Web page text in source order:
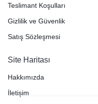
Teslimant Koşulları
Gizlilik ve Güvenlik
Satış Sözleşmesi
Site Haritası
Hakkımızda
İletişim